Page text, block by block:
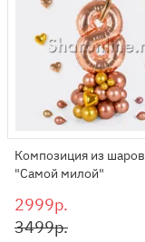
Композиция из шаров
"Самой милой"
2999р.
3499р.